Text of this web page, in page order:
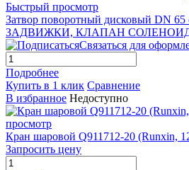
Быстрый просмотр
Затвор поворотный дисковый DN 65
ЗАДВИЖКИ, КЛАПАН
Связаться для
Подробнее
Купить в 1 клик Сравнение
В избранное Недоступно
просмотр
Кран шаровой Q911712-20 (Runxin,
Запросить цену